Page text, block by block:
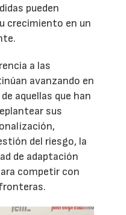
pueden
crecimiento en un
a las
avanzando en
aquellas que han
sus
del riesgo, la
de adaptación
competir con